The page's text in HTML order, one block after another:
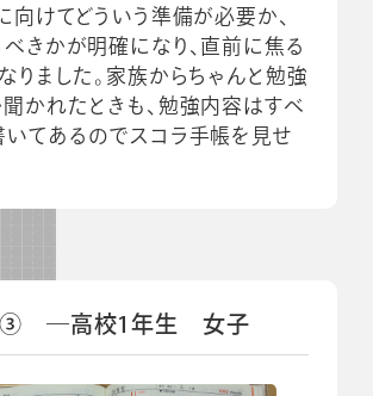
向けてどういう準備が必要か、
きかが明確になり、直前に焦る
りました。家族からちゃんと勉強
聞かれたときも、勉強内容はすべ
てあるのでスコラ手帳を見せ
③ ―高校1年生 女子